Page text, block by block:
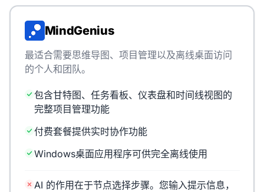
MindGenius
最适合需要思维导图、项目管理以及离线桌面访问
的个人和团队。
包含甘特图、任务看板、仪表盘和时间线视图的
完整项目管理功能
付费套餐提供实时协作功能
Windows桌面应用程序可供完全离线使用
AI 的作用在于节点选择步骤。您输入提示信息，